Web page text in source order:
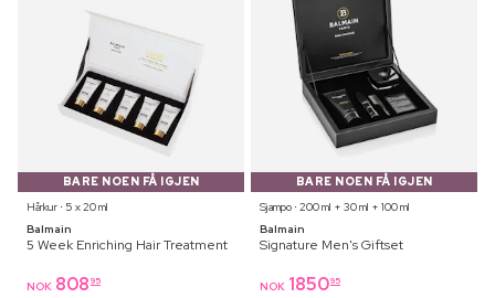
BARE NOEN FÅ IGJEN
Hårkur ⋅ 5 x 20 ml
Balmain
5 Week Enriching Hair Treatment
NOK 808 95
BARE NOEN FÅ IGJEN
Sjampo ⋅ 200 ml + 30 ml + 100 ml
Balmain
Signature Men's Giftset
NOK 185095